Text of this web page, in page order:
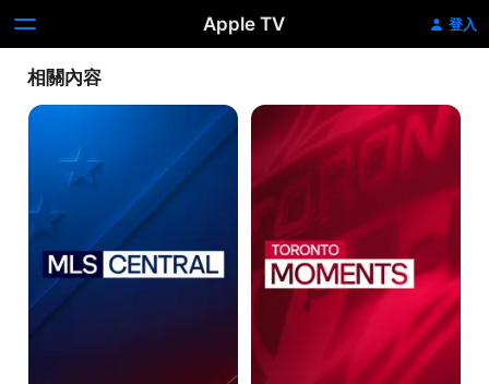
Apple TV 登入
相關內容
MLS
Toronto
Moments